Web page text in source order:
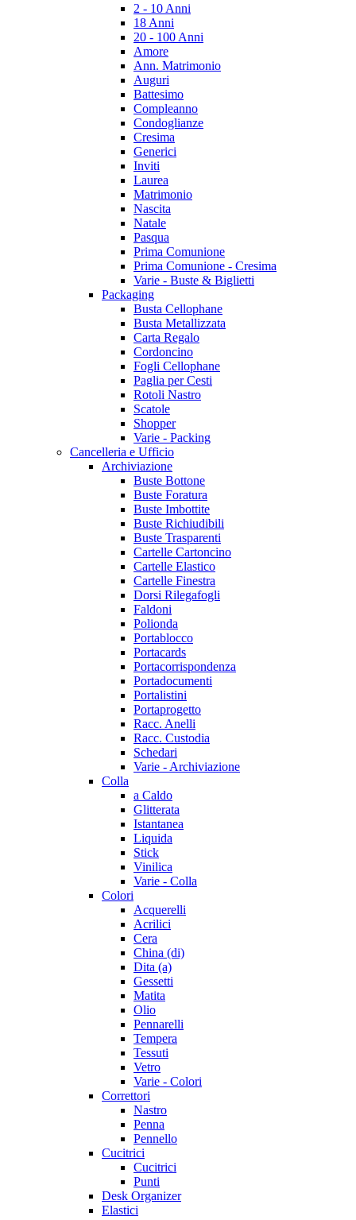
2 - 10 Anni
18 Anni
20 - 100 Anni
Amore
Ann. Matrimonio
Auguri
Battesimo
Compleanno
Condoglianze
Cresima
Generici
Inviti
Laurea
Matrimonio
Nascita
Natale
Pasqua
Prima Comunione
Prima Comunione - Cresima
Varie - Buste & Biglietti
Packaging
Busta Cellophane
Busta Metallizzata
Carta Regalo
Cordoncino
Fogli Cellophane
Paglia per Cesti
Rotoli Nastro
Scatole
Shopper
Varie - Packing
Cancelleria e Ufficio
Archiviazione
Buste Bottone
Buste Foratura
Buste Imbottite
Buste Richiudibili
Buste Trasparenti
Cartelle Cartoncino
Cartelle Elastico
Cartelle Finestra
Dorsi Rilegafogli
Faldoni
Polionda
Portablocco
Portacards
Portacorrispondenza
Portadocumenti
Portalistini
Portaprogetto
Racc. Anelli
Racc. Custodia
Schedari
Varie - Archiviazione
Colla
a Caldo
Glitterata
Istantanea
Liquida
Stick
Vinilica
Varie - Colla
Colori
Acquerelli
Acrilici
Cera
China (di)
Dita (a)
Gessetti
Matita
Olio
Pennarelli
Tempera
Tessuti
Vetro
Varie - Colori
Correttori
Nastro
Penna
Pennello
Cucitrici
Cucitrici
Punti
Desk Organizer
Elastici